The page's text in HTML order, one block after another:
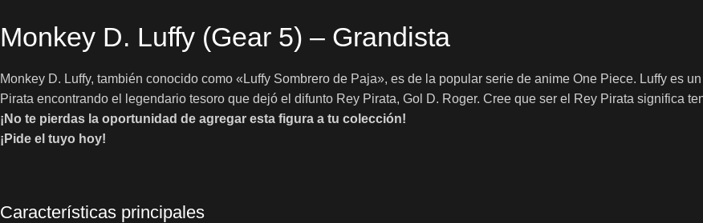
Monkey D. Luffy (Gear 5) – Grandista
Monkey D. Luffy, también conocido como «Luffy Sombrero de Paja», es de la popular serie de anime One Piece. Luffy es
Pirata encontrando el legendario tesoro que dejó el difunto Rey Pirata, Gol D. Roger. Cree que ser el Rey Pirata significa
¡No te pierdas la oportunidad de agregar esta figura a tu colección!
¡Pide el tuyo hoy!
Características principales